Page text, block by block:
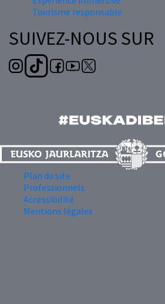
Tourisme responsable
SUIVEZ-NOUS SUR
Plan du site
Professionnels
Accessibilité
Mentions légales